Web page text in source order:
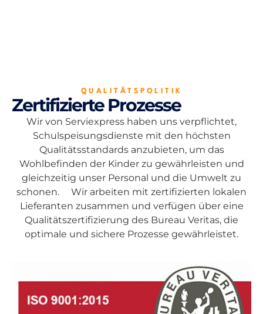
QUALITÄTSPOLITIK
Zertifizierte Prozesse
Wir von Serviexpress haben uns verpflichtet,
Schulspeisungsdienste mit den höchsten
Qualitätsstandards anzubieten, um das
Wohlbefinden der Kinder zu gewährleisten und
gleichzeitig unser Personal und die Umwelt zu
schonen. Wir arbeiten mit zertifizierten lokalen
Lieferanten zusammen und verfügen über eine
Qualitätszertifizierung des Bureau Veritas, die
optimale und sichere Prozesse gewährleistet.